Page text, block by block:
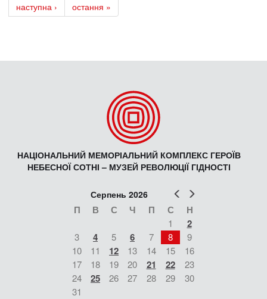
наступна ›
остання »
НАЦІОНАЛЬНИЙ МЕМОРІАЛЬНИЙ КОМПЛЕКС ГЕРОЇВ
НЕБЕСНОЇ СОТНІ – МУЗЕЙ РЕВОЛЮЦІЇ ГІДНОСТІ
Попер
Серпень 2026
П В С Ч П С Н
1 2
3 4 5 6 7 8
9
10
11 12 13 14 15
16
17
18 19 20 21 22
23
24
25 26 27 28 29
30
31